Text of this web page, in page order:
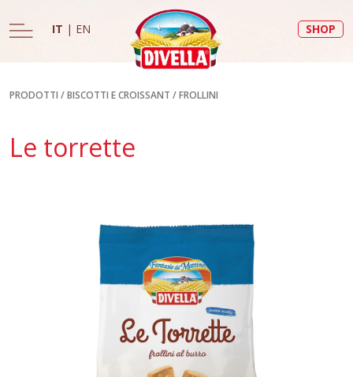
IT | EN SHOP
PRODOTTI /BISCOTTI E CROISSANT /FROLLINI
Le torrette